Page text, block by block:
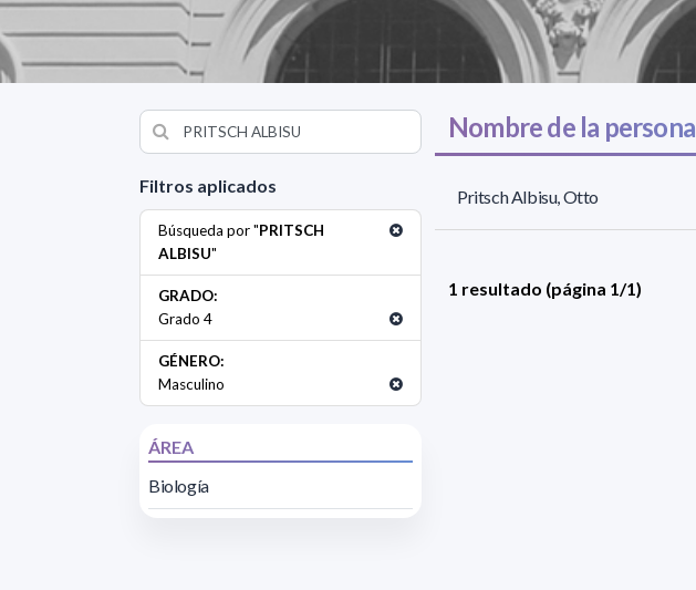
Filtros aplicados
Búsqueda por "PRITSCH
ALBISU"
GRADO:
Grado 4
GÉNERO:
Masculino
ÁREA
Biología
Nombre de la persona
Pritsch Albisu, Otto
1 resultado (página 1/1)